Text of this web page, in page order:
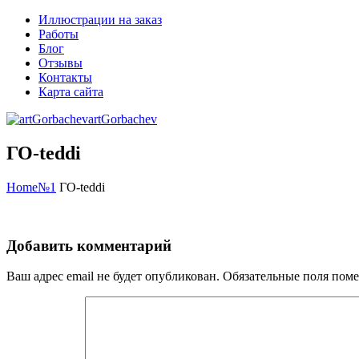
Иллюстрации на заказ
Работы
Блог
Отзывы
Контакты
Карта сайта
artGorbachev
ГО-teddi
Home№1 ГО-teddi
Добавить комментарий
Ваш адрес email не будет опубликован. Обязательные поля